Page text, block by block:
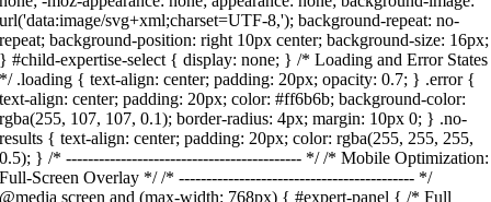
url('data:image/svg+xml;charset=UTF-8,'); background-repeat: no-
repeat; background-position: right 10px center; background-size: 16px;
} #child-expertise-select { display: none; } /* Loading and Error States
*/ .loading { text-align: center; padding: 20px; opacity: 0.7; } .error {
text-align: center; padding: 20px; color: #ff6b6b; background-color:
rgba(255, 107, 107, 0.1); border-radius: 4px; margin: 10px 0; } .no-
results { text-align: center; padding: 20px; color: rgba(255, 255, 255,
0.5); } /* ------------------------------------------- */ /* Mobile Optimization:
Full-Screen Overlay */ /* ------------------------------------------- */
@media screen and (max-width: 768px) { #expert-panel { /* Full